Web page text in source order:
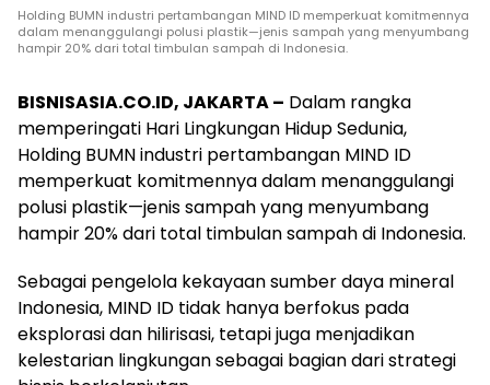
Holding BUMN industri pertambangan MIND ID memperkuat komitmennya
dalam menanggulangi polusi plastik—jenis sampah yang menyumbang
hampir 20% dari total timbulan sampah di Indonesia.
BISNISASIA.CO.ID, JAKARTA – Dalam rangka
memperingati Hari Lingkungan Hidup Sedunia,
Holding BUMN industri pertambangan MIND ID
memperkuat komitmennya dalam menanggulangi
polusi plastik—jenis sampah yang menyumbang
hampir 20% dari total timbulan sampah di Indonesia.
Sebagai pengelola kekayaan sumber daya mineral
Indonesia, MIND ID tidak hanya berfokus pada
eksplorasi dan hilirisasi, tetapi juga menjadikan
kelestarian lingkungan sebagai bagian dari strategi